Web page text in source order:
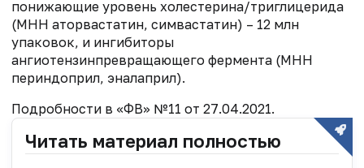
понижающие уровень холестерина/триглицерида
(МНН аторвастатин, симвастатин) – 12 млн
упаковок, и ингибиторы
ангиотензинпревращающего фермента (МНН
периндоприл, эналаприл).
Подробности в «ФВ» №11 от 27.04.2021.
Читать материал полностью